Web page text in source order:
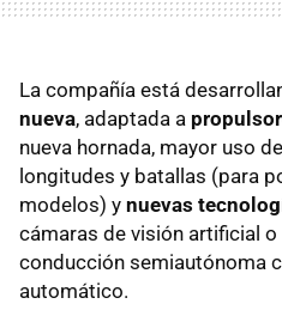
La compañía está
nueva, adaptada a
nueva hornada, mayor uso de
longitudes y batallas (para
modelos) y nuevas
cámaras de visión artificial
conducción semiautónoma
automático.